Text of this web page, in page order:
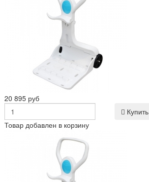
20 895 руб
Купить
Товар добавлен в корзину